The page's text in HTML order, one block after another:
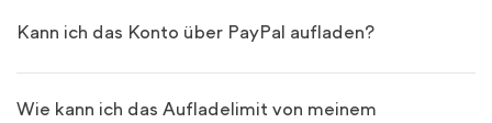
Kann ich das Konto über PayPal aufladen?
Wie kann ich das Aufladelimit von meinem